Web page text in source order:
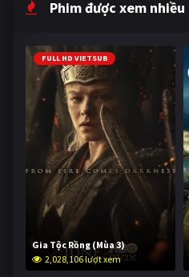
Phim được xem nhiều
FULL HD VIETSUB
Gia Tộc Rồng (Mùa 3)
2,028,106 lượt xem